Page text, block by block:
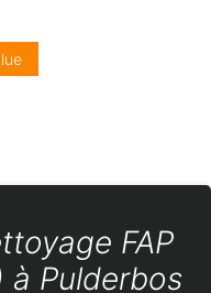
FAP
Pulderbos